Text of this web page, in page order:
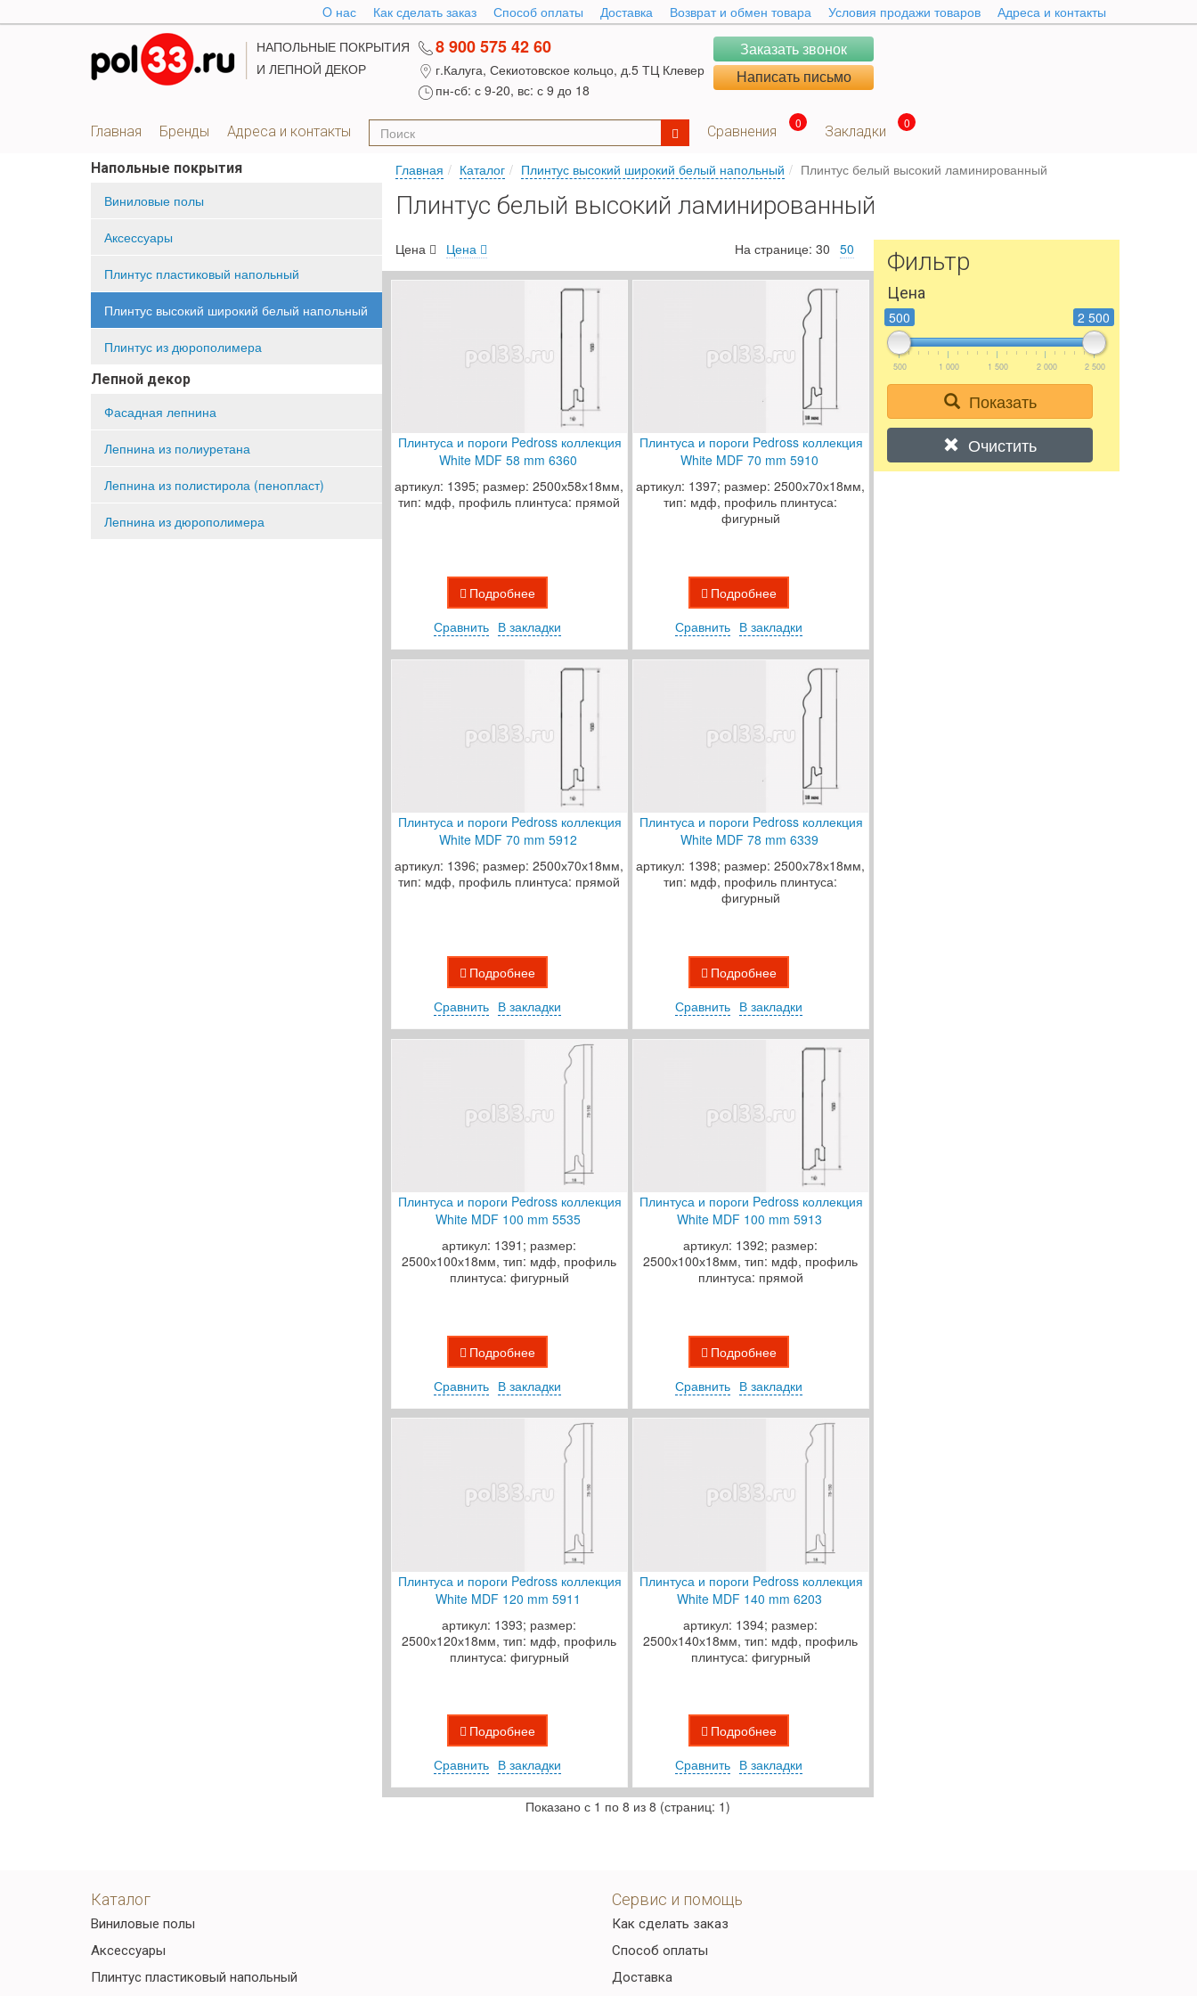
O нас Как сделать заказ Способ оплаты Доставка Возврат и обмен товара Условия продажи товаров
Адреса и контакты
НАПОЛЬНЫЕ ПОКРЫТИЯ
И ЛЕПНОЙ ДЕКОР
8 900 575 42 60
г.Калуга, Секиотовское кольцо, д.5 ТЦ Клевер
пн-сб: с 9-20, вс: с 9 до 18
Заказать звонок
Написать письмо
Главная Бренды Адреса и контакты Сравнения
0
Закладки
0
Напольные покрытия
Виниловые полы
Аксессуары
Плинтус пластиковый напольный
Плинтус высокий широкий белый напольный
Плинтус из дюрополимера
Лепной декор
Фасадная лепнина
Лепнина из полиуретана
Лепнина из полистирола (пенопласт)
Лепнина из дюрополимера
Главная Каталог Плинтус высокий широкий белый напольный Плинтус белый высокий ламинированный
Плинтус белый высокий ламинированный
Цена Цена На странице: 30 50
Плинтуса и пороги Pedross коллекция
White MDF 58 mm 6360
артикул: 1395; размер: 2500х58х18мм,
тип: мдф, профиль плинтуса: прямой
Подробнее
Сравнить В закладки
Плинтуса и пороги Pedross коллекция
White MDF 70 mm 5910
артикул: 1397; размер: 2500х70х18мм,
тип: мдф, профиль плинтуса:
фигурный
Подробнее
Сравнить В закладки
Плинтуса и пороги Pedross коллекция
White MDF 70 mm 5912
артикул: 1396; размер: 2500х70х18мм,
тип: мдф, профиль плинтуса: прямой
Подробнее
Сравнить В закладки
Плинтуса и пороги Pedross коллекция
White MDF 78 mm 6339
артикул: 1398; размер: 2500х78х18мм,
тип: мдф, профиль плинтуса:
фигурный
Подробнее
Сравнить В закладки
Плинтуса и пороги Pedross коллекция
White MDF 100 mm 5535
артикул: 1391; размер:
2500х100х18мм, тип: мдф, профиль
плинтуса: фигурный
Подробнее
Сравнить В закладки
Плинтуса и пороги Pedross коллекция
White MDF 100 mm 5913
артикул: 1392; размер:
2500х100х18мм, тип: мдф, профиль
плинтуса: прямой
Подробнее
Сравнить В закладки
Плинтуса и пороги Pedross коллекция
White MDF 120 mm 5911
артикул: 1393; размер:
2500х120х18мм, тип: мдф, профиль
плинтуса: фигурный
Подробнее
Сравнить В закладки
Плинтуса и пороги Pedross коллекция
White MDF 140 mm 6203
артикул: 1394; размер:
2500х140х18мм, тип: мдф, профиль
плинтуса: фигурный
Подробнее
Сравнить В закладки
Показано с 1 по 8 из 8 (страниц: 1)
Фильтр
Цена
500 2 500
500 1 000 1 500 2 000 2 500
Показать
Очистить
Каталог
Виниловые полы
Аксессуары
Плинтус пластиковый напольный
Сервис и помощь
Как сделать заказ
Способ оплаты
Доставка